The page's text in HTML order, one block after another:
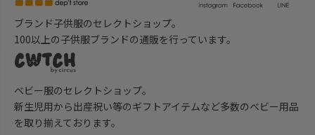
ブランド子供服のセレクトショップ。
100以上の子供服ブランドの通販を行っています。
ベビー服のセレクトショップ。
新生児用から出産祝い等のギフトアイテムなど多数のベビー用品
を取り揃えております。